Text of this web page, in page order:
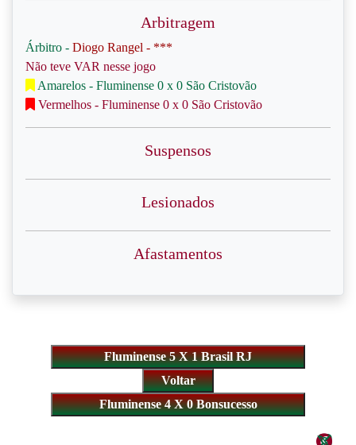
Arbitragem
Árbitro - Diogo Rangel - ***
Não teve VAR nesse jogo
Amarelos - Fluminense 0 x 0 São Cristovão
Vermelhos - Fluminense 0 x 0 São Cristovão
Suspensos
Lesionados
Afastamentos